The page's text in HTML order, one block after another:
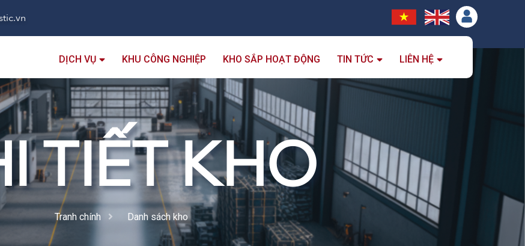
DỊCH VỤ KHU CÔNG NGHIỆP KHO SẮP HOẠT ĐỘNG TIN TỨC LIÊN HỆ
TIẾT KHO
Tranh chính Danh sách kho